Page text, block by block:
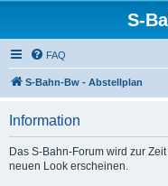
S-
FAQ
S-Bahn-Bw - Abstellplan
Information
Das S-Bahn-Forum wird zur
neuen Look erscheinen.